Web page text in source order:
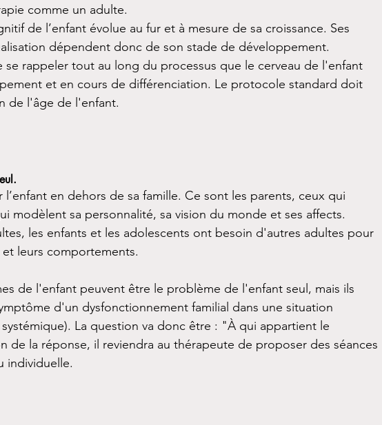
comme un adulte.
de l’enfant évolue au fur et à mesure de sa croissance. Ses
dépendent donc de son stade de développement.
se rappeler tout au long du processus que le cerveau de l'enfant
et en cours de différenciation. Le protocole standard doit
de l'âge de l'enfant.
.
en dehors de sa famille. Ce sont les parents, ceux qui
modèlent sa personnalité, sa vision du monde et ses affects.
les enfants et les adolescents ont besoin d'autres adultes pour
leurs comportements.
de l'enfant peuvent être le problème de l'enfant seul, mais ils
d'un dysfonctionnement familial dans une situation
La question va donc être : "À qui appartient le
de la réponse, il reviendra au thérapeute de proposer des séances
individuelle.